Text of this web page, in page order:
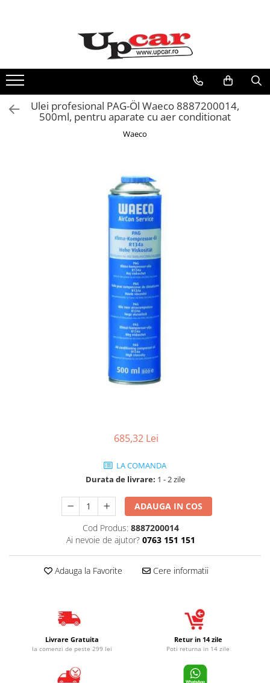
Toate Produsele
Tricicluri Electrice
ATV-uri Electrice
Trotinete Electrice
Ulei profesional PAG-Öl Waeco 8887200014,
500ml, pentru aparate cu aer conditionat
Waeco
685,32 Lei
LA COMANDA
Durata de livrare: 1 - 2 zile
ADAUGA IN COS
Cod Produs: 8887200014
Ai nevoie de ajutor? 0763 151 151
Adauga la Favorite Cere informatii
Livrare Gratuita
la comenzi de peste 299 lei
Retur in 14 zile
Poti returna in 14 zile